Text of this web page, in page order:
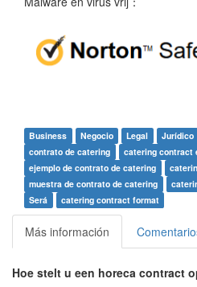
Business Negocio Legal Jurídico
contrato de catering
catering contract
ejemplo de contrato de catering
muestra de contrato de catering
Será
catering contract format
Más información
Hoe stelt u een horeca contract